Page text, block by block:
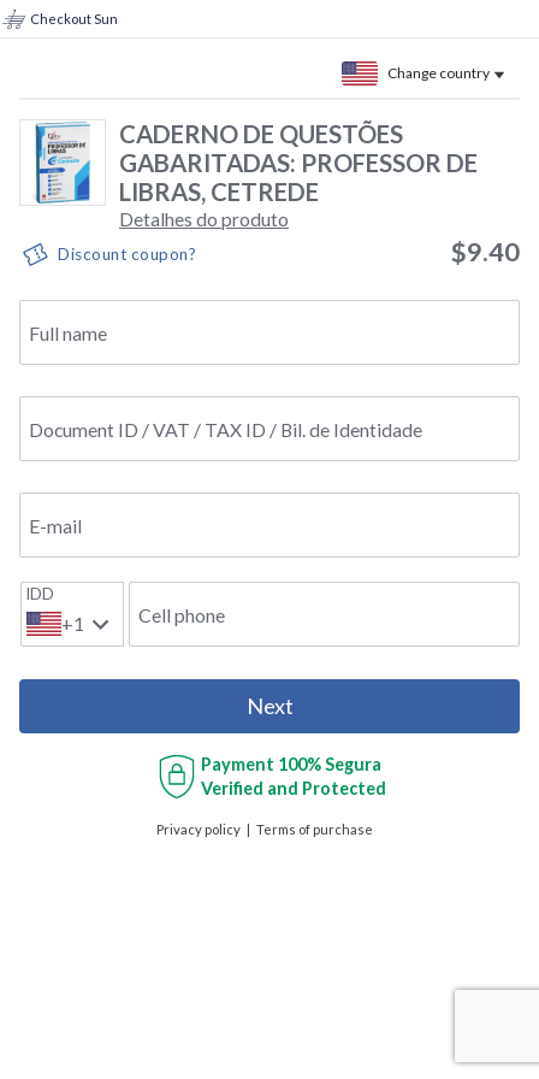
Checkout Sun
Change country
CADERNO DE QUESTÕES
GABARITADAS: PROFESSOR DE
LIBRAS, CETREDE
Detalhes do produto
Discount coupon? $9.40
Full name
Document ID / VAT / TAX ID / Bil. de Identidade
E-mail
IDD
+1 Cell phone
Next
Payment 100% Segura
Verified and Protected
Privacy policy Terms of purchase